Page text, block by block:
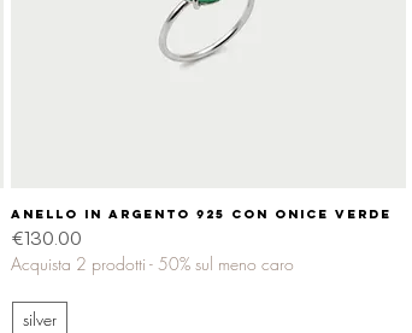
Quick View
Anello in argento 925 con onice verde
Price
€130.00
Acquista 2 prodotti - 50% sul meno caro
silver